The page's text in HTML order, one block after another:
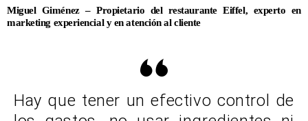
Miguel Giménez – Propietario del restaurante Eiffel, experto en
marketing experiencial y en atención al cliente
Hay que tener un efectivo control de